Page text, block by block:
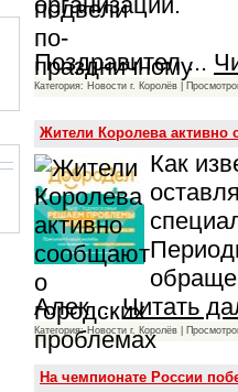
Поздравител...
Категория: Новости г. Королёв |
Жители Королева активно
Как
Алек...Читать
Категория: Новости г. Королёв |
На чемпионате России